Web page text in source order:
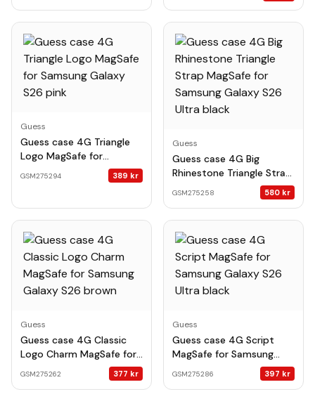
Guess
Guess case 4G Triangle
Logo MagSafe for
Samsung Galaxy S26 pink
GSM275294 389 kr
Guess
Guess case 4G Big
Rhinestone Triangle Strap
MagSafe for Samsung
Galaxy S26 Ultra black
GSM275258 580 kr
Guess
Guess case 4G Classic
Logo Charm MagSafe for
Samsung Galaxy S26
GSM275262 377 kr
Guess
Guess case 4G Script
MagSafe for Samsung
Galaxy S26 Ultra black
GSM275286 397 kr